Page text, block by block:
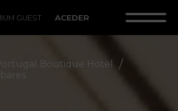
GUEST ACEDER
Boutique Hotel